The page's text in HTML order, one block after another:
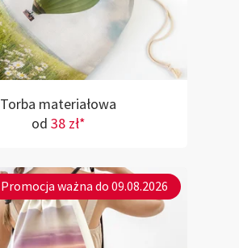
Torba materiałowa
od 38 zł*
Promocja ważna do 09.08.2026